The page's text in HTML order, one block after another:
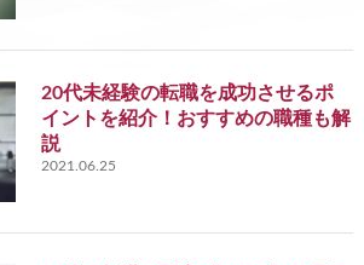
20代未経験の転職を成功させるポ
イントを紹介！おすすめの職種も解
説
2021.06.25